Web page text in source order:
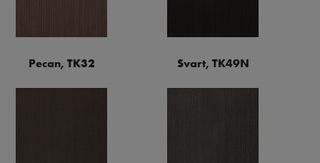
Pecan, TK32 Svart, TK49N